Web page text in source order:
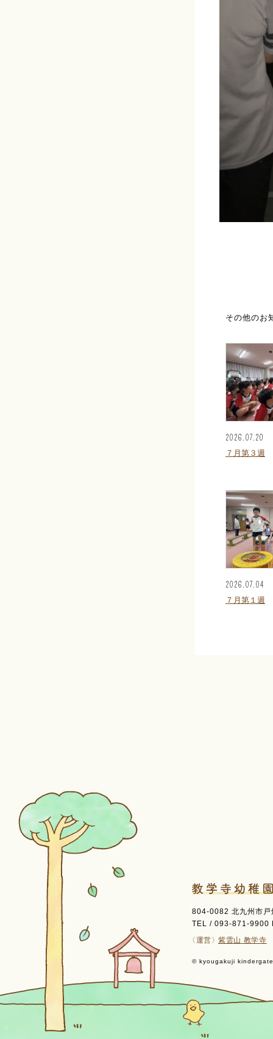
その他のお
2026.07.20
７月第３週
2026.07.04
７月第１週
804-0082 北九州市
TEL / 093-871-9900
〈運営〉紫雲山 教学寺
© kyougakuji